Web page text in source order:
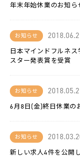
L-
BASE
お
知
せ
法
人
方
へ
年末年始休業のお知ら
お知らせ
日本マインドフルネ
スター発表賞を受賞
お知らせ
6月8日(金)終日休業の
お知らせ
新しい求人4件を公開